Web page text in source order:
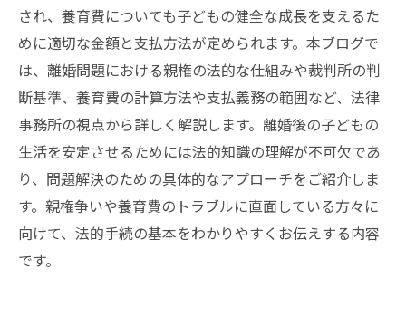
され、養育費についても子どもの健全な成長を支えるた
めに適切な金額と支払方法が定められます。本ブログで
は、離婚問題における親権の法的な仕組みや裁判所の判
断基準、養育費の計算方法や支払義務の範囲など、法律
事務所の視点から詳しく解説します。離婚後の子どもの
生活を安定させるためには法的知識の理解が不可欠であ
り、問題解決のための具体的なアプローチをご紹介しま
す。親権争いや養育費のトラブルに直面している方々に
向けて、法的手続の基本をわかりやすくお伝えする内容
です。